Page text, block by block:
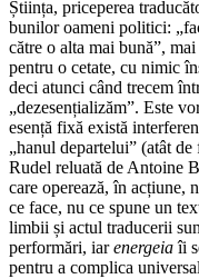
Știința, priceperea
bunilor oameni politici:
către o alta mai bună”,
pentru o cetate, cu nimic
deci atunci când trecem
„dezesențializăm”. Este
esență fixă există
„hanul departelui” (atât
Rudel reluată de Antoine
care operează, în acțiune,
ce face, nu ce spune un
limbii și actul traducerii
performări, iarenergeiaîi
pentru a complica